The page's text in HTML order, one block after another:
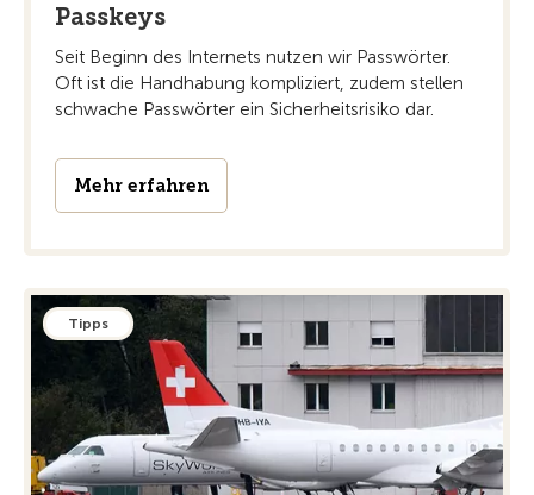
Passkeys
Seit Beginn des Internets nutzen wir Passwörter.
Oft ist die Handhabung kompliziert, zudem stellen
schwache Passwörter ein Sicherheitsrisiko dar.
Mehr erfahren
Tipps